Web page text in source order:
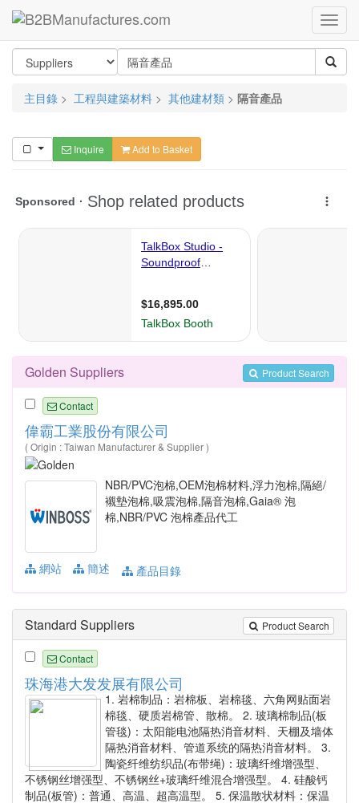
主目錄 > 工程與建築材料 > 其他建材類 > 隔音產品
Inquire Add to Basket
Product Search
Golden Suppliers
Contact
偉霸工業股份有限公司
( Origin : Taiwan Manufacturer & Supplier )
NBR/PVC泡棉,OEM泡棉材料,浮力泡棉,隔絕/
襯墊泡棉,吸震泡棉,隔音泡棉,Gaia® 泡
棉,NBR/PVC 泡棉產品代工
網站 簡述 產品目錄
Product Search
Standard Suppliers
Contact
珠海港大发发展有限公司
1. 岩棉制品：岩棉板、岩棉毯、六角网贴面岩
棉毯、硬质岩棉管、散棉。 2. 玻璃棉制品(板
管毯)：太阳能电池隔热消音材料、天棚及墙体
隔热消音材料、管道系统的隔热消音材料。 3.
陶瓷纤维纺织品(布带绳)：玻璃纤维增强型、
不锈钢丝增强型、不锈钢丝+玻璃纤维混合增强型。 4. 硅酸钙
制品(板管)：普通、高温、超高温型。 5. 保温散状材料：保温